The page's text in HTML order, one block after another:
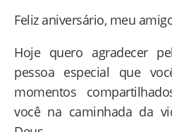
Feliz aniversário, meu
Hoje quero agradecer
pessoa especial que
momentos
você na caminhada da